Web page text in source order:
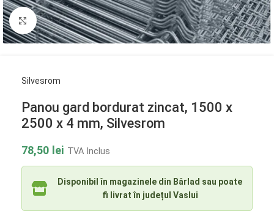
Click to enlarge
Silvesrom
Panou gard bordurat zincat, 1500 x
2500 x 4 mm, Silvesrom
78,50 lei TVA Inclus
Disponibil în magazinele din Bârlad sau poate
fi livrat în județul Vaslui